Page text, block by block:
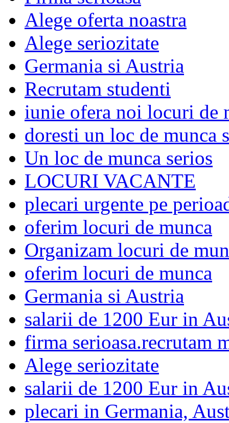
Alege oferta noastra
Alege seriozitate
Germania si Austria
Recrutam studenti
iunie ofera noi locuri de
doresti un loc de munca
Un loc de munca serios
LOCURI VACANTE
plecari urgente pe
oferim locuri de munca
Organizam locuri de
oferim locuri de munca
Germania si Austria
salarii de 1200 Eur in
firma serioasa.recrutam
Alege seriozitate
salarii de 1200 Eur in
plecari in Germania,